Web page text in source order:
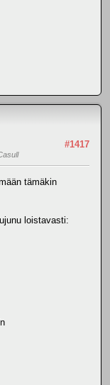
#1417
tämäkin
loistavasti: